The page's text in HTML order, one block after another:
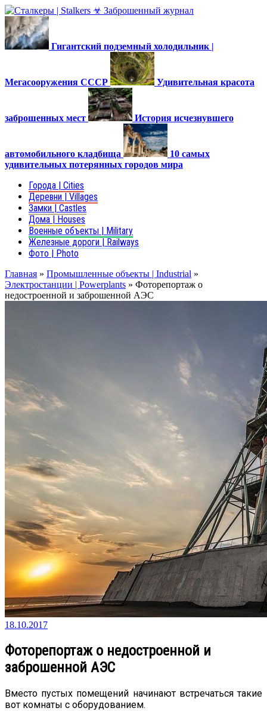
Гигантский подземный холодильник |
Мегасооружения СССР Удивительная красота
заброшенных мест История исчезнувшего
автомобильного кладбища
10 самых
удивительных потерянных городов мира
Города | Cities
Деревни | Villages
Замки | Castles
Дома | Houses
Военные объекты | Military
Железные дороги | Railways
Фото | Photo
Главная » Промышленные объекты | Industrial »
Электростанции | Powerplants » Фоторепортаж о
недостроенной и заброшенной АЭС
18.10.2017
Фоторепортаж о недостроенной и
заброшенной АЭС
Вместо пустых помещений начинают встречаться такие
вот комнаты с оборудованием.